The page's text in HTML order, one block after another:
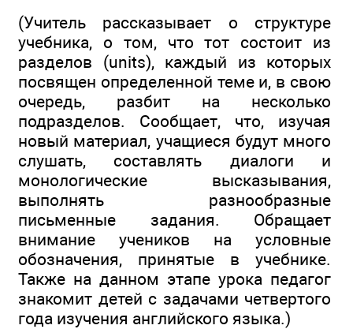
(Учитель рассказывает о структуре
учебника, о том, что тот состоит из
разделов (units), каждый из которых
посвящен определенной теме и, в свою
очередь, разбит на несколько
подразделов. Сообщает, что, изучая
новый материал, учащиеся будут много
слушать, составлять диалоги и
монологические высказывания,
выполнять разнообразные
письменные задания. Обращает
внимание учеников на условные
обозначения, принятые в учебнике.
Также на данном этапе урока педагог
знакомит детей с задачами четвертого
года изучения английского языка.)